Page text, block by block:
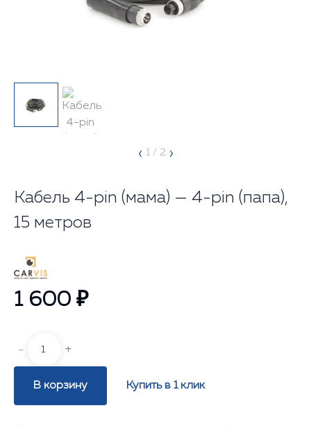
‹ 1/ 2 ›
Кабель 4-pin (мама) — 4-pin (папа),
15 метров
1 600 ₽
- +
В корзину Купить в 1 клик